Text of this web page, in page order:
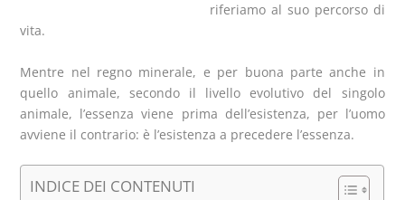
riferiamo al suo percorso di
vita.
Mentre nel regno minerale, e per buona parte anche in
quello animale, secondo il livello evolutivo del singolo
animale, l’essenza viene prima dell’esistenza, per l’uomo
avviene il contrario: è l’esistenza a precedere l’essenza.
INDICE DEI CONTENUTI